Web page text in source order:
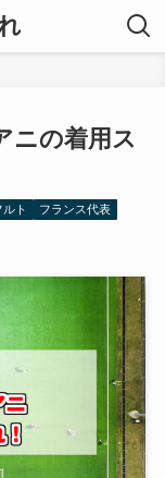
ニの着用ス
ト フランス代表